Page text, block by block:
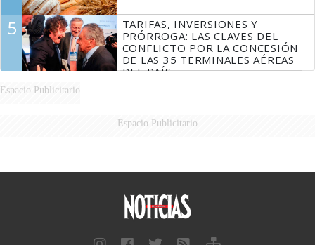
5
TARIFAS, INVERSIONES Y
PRÓRROGA: LAS CLAVES DEL
CONFLICTO POR LA CONCESIÓN
DE LAS 35 TERMINALES AÉREAS
DEL PAÍS
Espacio Publicitario
Espacio Publicitario